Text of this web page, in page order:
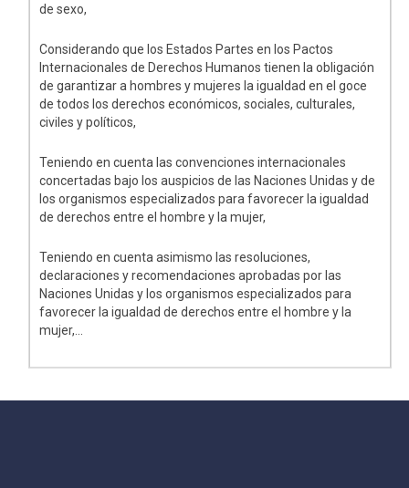
de sexo,
Considerando que los Estados Partes en los Pactos
Internacionales de Derechos Humanos tienen la obligación
de garantizar a hombres y mujeres la igualdad en el goce
de todos los derechos económicos, sociales, culturales,
civiles y políticos,
Teniendo en cuenta las convenciones internacionales
concertadas bajo los auspicios de las Naciones Unidas y de
los organismos especializados para favorecer la igualdad
de derechos entre el hombre y la mujer,
Teniendo en cuenta asimismo las resoluciones,
declaraciones y recomendaciones aprobadas por las
Naciones Unidas y los organismos especializados para
favorecer la igualdad de derechos entre el hombre y la
mujer,...